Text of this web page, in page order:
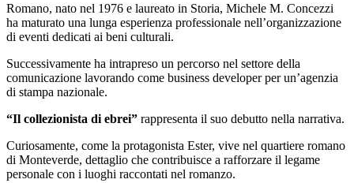
Romano, nato nel 1976 e laureato in Storia, Michele M. Concezzi
ha maturato una lunga esperienza professionale nell’organizzazione
di eventi dedicati ai beni culturali.
Successivamente ha intrapreso un percorso nel settore della
comunicazione lavorando come business developer per un’agenzia
di stampa nazionale.
“Il collezionista di ebrei” rappresenta il suo debutto nella narrativa.
Curiosamente, come la protagonista Ester, vive nel quartiere romano
di Monteverde, dettaglio che contribuisce a rafforzare il legame
personale con i luoghi raccontati nel romanzo.